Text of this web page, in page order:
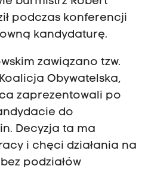
podczas konferencji
kandydaturę.
zawiązano tzw.
Obywatelska,
zaprezentowali po
do
Decyzja ta ma
i chęci działania na
podziałów